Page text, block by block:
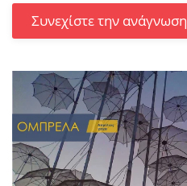
Συνεχίστε την ανάγνωση